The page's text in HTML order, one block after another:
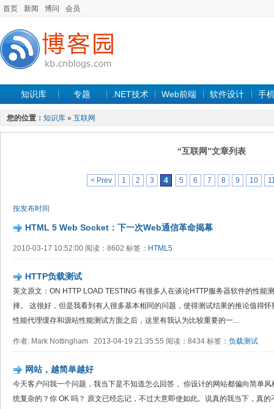
首页 新闻 博问 会员
知识库 专题 .NET技术 Web前端 软件设计 手
您的位置： 知识库 » 互联网
“互联网”文章列表
< Prev 1 2 3 4 5 6 7 8 9 10
按发布时间
HTML 5 Web Socket：下一次Web通信革命揭幕
2010-03-17 10:52:00 阅读：8602 标签： HTML5
HTTP负载测试
英文原文：ON HTTP LOAD TESTING 有很多人在谈论HTTP服务器软件的性能
择。 这很好，但是我看到有人很多基本相同的问题，使得测试结果的推论值得
性能代理缓存和源站性能测试方面之后，这里有我认为比较重要的一...
作者: Mark Nottingham 2013-04-19 21:35:55 阅读：8434 标签： 负载测试
网站，越简单越好
今天客户问我一个问题，我当下是不知道怎么回答， 你设计的网站都偏向简单
统复杂的？你 OK 吗？ 原文已经忘记，不过大意即使如此。说真的我当下，真